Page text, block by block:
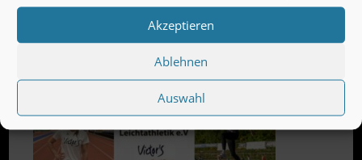
Akzeptieren
Ablehnen
Auswahl